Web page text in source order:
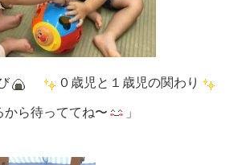
０歳児と１歳児の関わり
から待っててね〜 」